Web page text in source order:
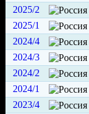
2025/2
2025/1
2024/4
2024/3
2024/2
2024/1
2023/4